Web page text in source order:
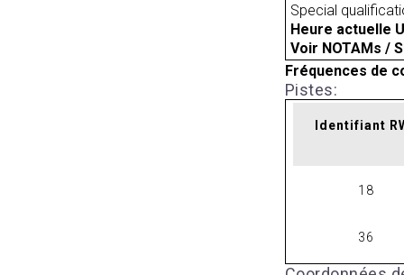
Special
Heure actuelle
Voir NOTAMs /
Fréquences de
Pistes:
Identifiant
18
36